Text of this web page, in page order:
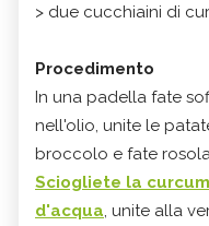
> due cucchiaini di
Procedimento
In una padella fate
nell'olio, unite le
broccolo e fate
Sciogliete la
d'acqua, unite alla